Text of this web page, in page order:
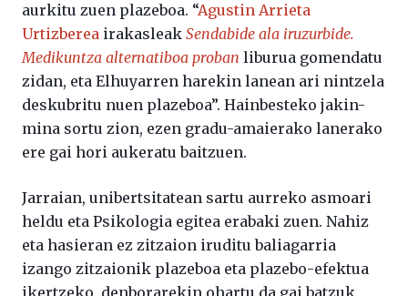
aurkitu zuen plazeboa. “Agustin Arrieta
Urtizberea irakasleak Sendabide ala iruzurbide.
Medikuntza alternatiboa proban liburua gomendatu
zidan, eta Elhuyarren harekin lanean ari nintzela
deskubritu nuen plazeboa”. Hainbesteko jakin-
mina sortu zion, ezen gradu-amaierako lanerako
ere gai hori aukeratu baitzuen.
Jarraian, unibertsitatean sartu aurreko asmoari
heldu eta Psikologia egitea erabaki zuen. Nahiz
eta hasieran ez zitzaion iruditu baliagarria
izango zitzaionik plazeboa eta plazebo-efektua